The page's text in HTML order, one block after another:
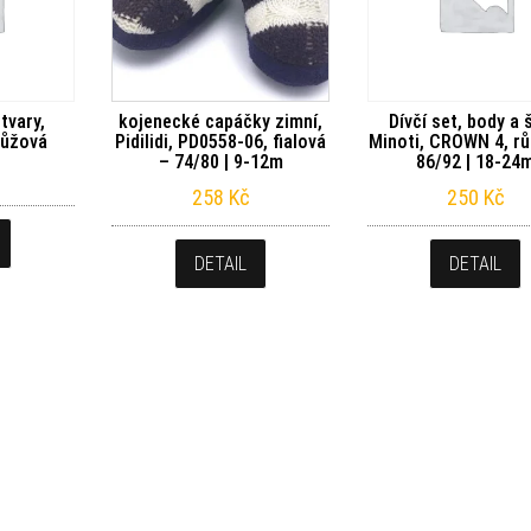
kojenecké capáčky zimní,
Pidilidi, PD0558-06, fialová
– 74/80 | 9-12m
258 Kč
DETAIL
Dívčí set, body a
Minoti, CROWN 4,
86/92 | 18-
250 Kč
DETAIL